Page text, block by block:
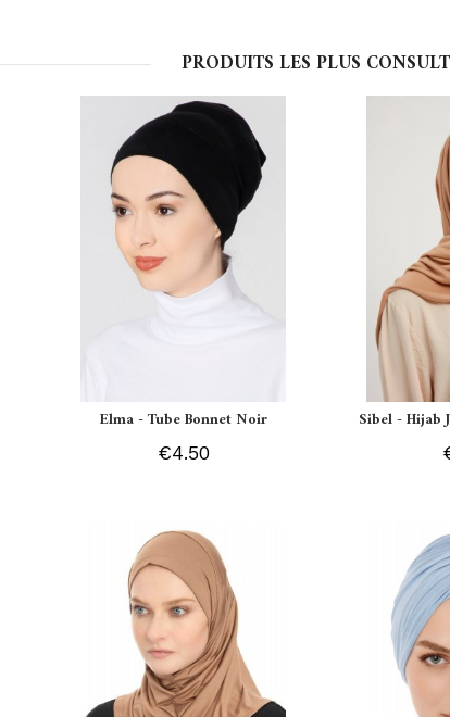
PRODUITS LES PLUS
Elma - Tube Bonnet Noir
€4.50
Sibel - Hijab